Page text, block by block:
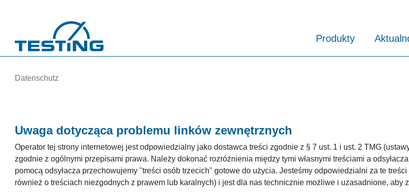
Produkty
Datenschutz
Uwaga dotycząca problemu linków zewnętrznych
Operator tej strony internetowej jest odpowiedzialny jako dostawca treści zgodnie z § 7 ust. 1 i ust. 2 TMG
zgodnie z ogólnymi przepisami prawa. Należy dokonać rozróżnienia między tymi własnymi treściami a
pomocą odsyłacza przechowujemy "treści osób trzecich" gotowe do użycia. Jesteśmy odpowiedzialni za te
również o treściach niezgodnych z prawem lub karalnych) i jest dla nas technicznie możliwe i uzasadnione, aby